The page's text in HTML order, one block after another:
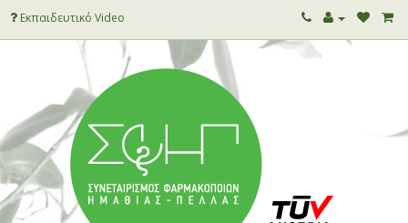
Εκπαιδευτικό Video